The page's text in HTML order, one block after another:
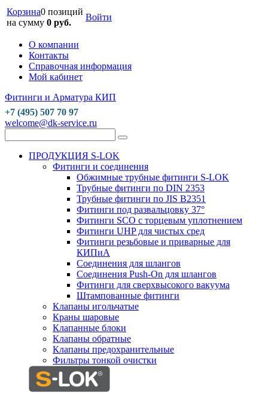
Корзина0 позиций
на сумму 0 руб.
Войти
О компании
Контакты
Справочная информация
Мой кабинет
Фитинги и Арматура КИП
+7 (495) 507 70 97
welcome@dk-service.ru
ПРОДУКЦИЯ S-LOK
Фитинги и соединения
Обжимные трубные фитинги S-LOK
Трубные фитинги по DIN 2353
Трубные фитинги по JIS B2351
Фитинги под развальцовку 37°
Фитинги SCO с торцевым уплотнением
Фитинги UHP для чистых сред
Фитинги резьбовые и приварные для
КИПиА
Соединения для шлангов
Соединения Push-On для шлангов
Фитинги для сверхвысокого вакуума
Штампованные фитинги
Клапаны игольчатые
Краны шаровые
Клапанные блоки
Клапаны обратные
Клапаны предохранительные
Фильтры тонкой очистки